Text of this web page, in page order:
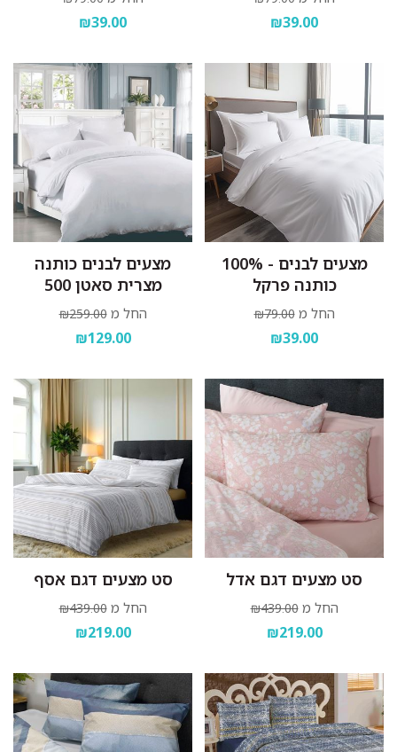
₪39.00
₪39.00
מצעים לבנים - 100%
כותנה פרקל
החל מ ₪79.00
₪39.00
מצעים לבנים כותנה
מצרית סאטן 500
החל מ ₪259.00
₪129.00
סט מצעים דגם אדל
החל מ ₪439.00
₪219.00
סט מצעים דגם אסף
החל מ ₪439.00
₪219.00